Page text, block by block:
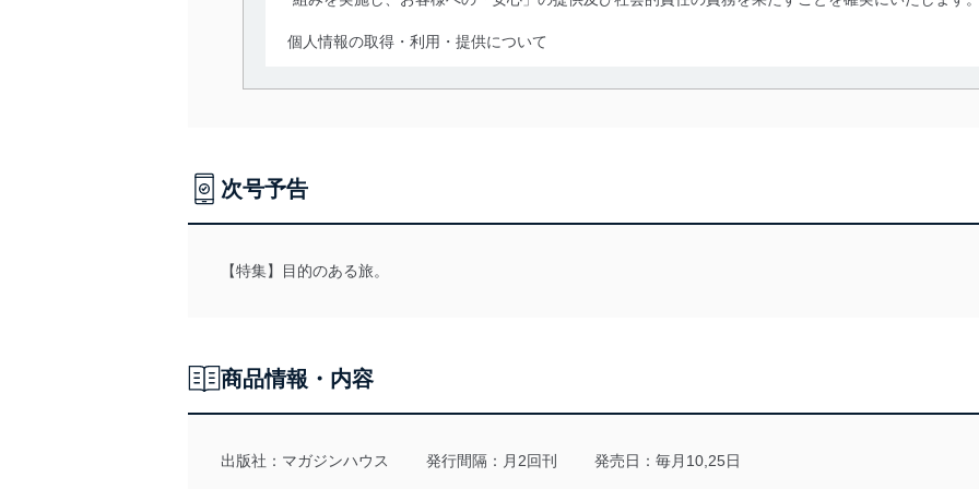
個人情報の取得・利用・提供について
当社は、個人情報の取得・利用・提供に際して、その利用目的を明確にし、本人の同意を得たうえ
法令遵守
令及びその他の規範を常に適合させます。
漏えい、滅失またはき損の防止及び是正に努めます。
しています。
次号予告
【特集】目的のある旅。
商品情報・内容
出版社： マガジンハウス 発行間隔：月2回刊 発売日：毎月10,25日